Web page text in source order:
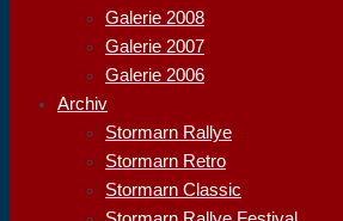
Galerie 2008
Galerie 2007
Galerie 2006
Archiv
Stormarn Rallye
Stormarn Retro
Stormarn Classic